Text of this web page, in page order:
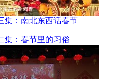
集：南北东西话春节
集：春节里的习俗